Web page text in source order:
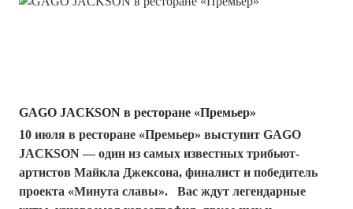
GAGO JACKSON в ресторане «Премьер»
10 июля в ресторане «Премьер» выступит GAGO
JACKSON — один из самых известных трибьют-
артистов Майкла Джексона, финалист и победитель
проекта «Минута славы». Вас ждут легендарные